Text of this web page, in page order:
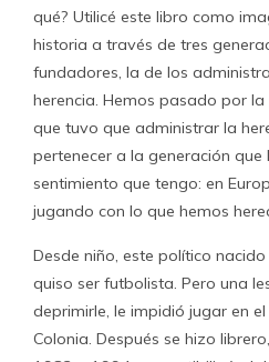
qué? Utilicé este libro como
historia a través de tres
fundadores, la de los
herencia. Hemos pasado por
que tuvo que administrar la
pertenecer a la generación que
sentimiento que tengo: en
jugando con lo que hemos
Desde niño, este político
quiso ser futbolista. Pero una
deprimirle, le impidió jugar en
Colonia. Después se hizo